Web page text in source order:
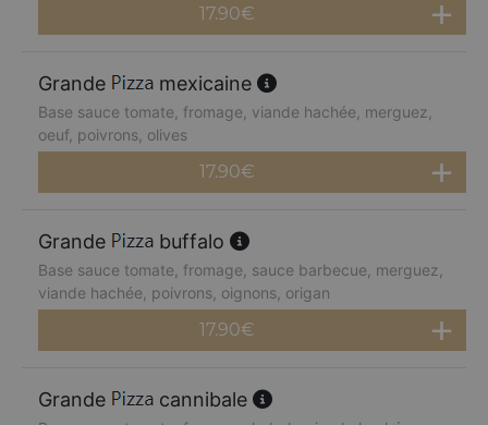
17.90€
Grande mexicaine
Base sauce tomate, fromage, viande hachée, merguez,
oeuf, poivrons, olives
17.90€
Grande buffalo
Base sauce tomate, fromage, sauce barbecue, merguez,
viande hachée, poivrons, oignons, origan
17.90€
Grande cannibale